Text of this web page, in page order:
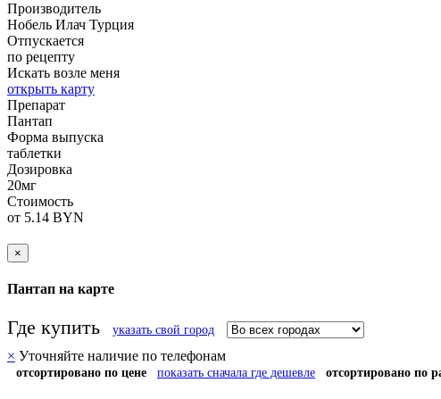
Производитель
Нобель Илач Турция
Отпускается
по рецепту
Искать возле меня
открыть карту
Препарат
Пантап
Форма выпуска
таблетки
Дозировка
20мг
Стоимость
от 5.14 BYN
×
Пантап на карте
Где купить указать свой город
× Уточняйте наличие по телефонам
отсортировано по цене показать сначала где дешевле отсортировано по